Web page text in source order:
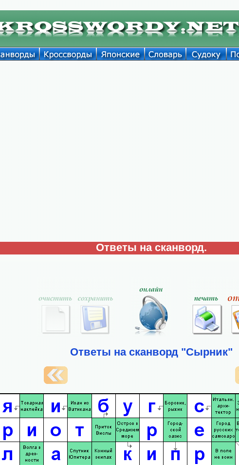
Ответы на сканворд.
Ответы на сканворд "Сырник"